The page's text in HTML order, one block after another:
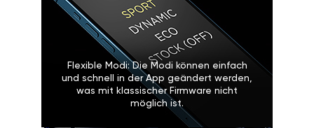
Flexible Modi: Die Modi können einfach
und schnell in der App geändert werden,
was mit klassischer Firmware nicht
möglich ist.